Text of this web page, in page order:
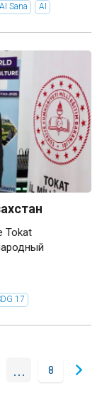
AI Sana AI
Tokat
17
... 8